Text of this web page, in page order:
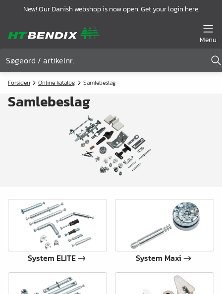
New! Our Danish webshop is now open. Get your login here.
Menu
Forsiden Online katalog Samlebeslag
Samlebeslag
System ELITE System Maxi